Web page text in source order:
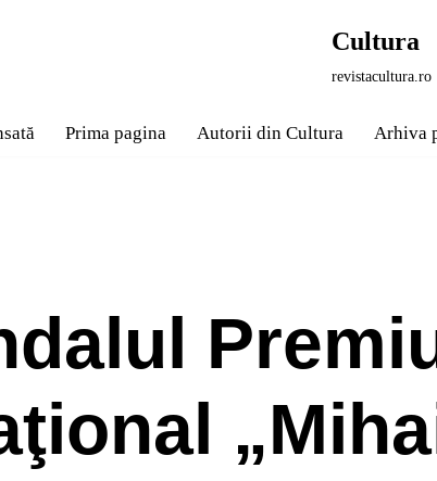
Cultura
revistacultura.ro
Prima pagina Autorii din Cultura Arhiva